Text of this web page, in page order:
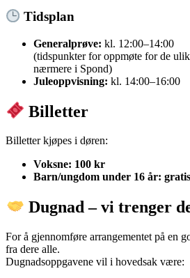
Tidsplan
Generalprøve: kl. 12:00–14:00
(tidspunkter for oppmøte for de
nærmere i Spond)
Juleoppvisning: kl. 14:00–16:00
Billetter
Billetter kjøpes i døren:
Voksne: 100 kr
Barn/ungdom under 16 år: gratis
Dugnad – vi trenger
For å gjennomføre arrangementet på en
fra dere alle.
Dugnadsoppgavene vil i hovedsak være: